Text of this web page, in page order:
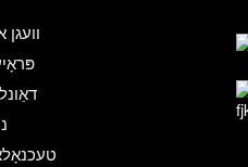
וועגן